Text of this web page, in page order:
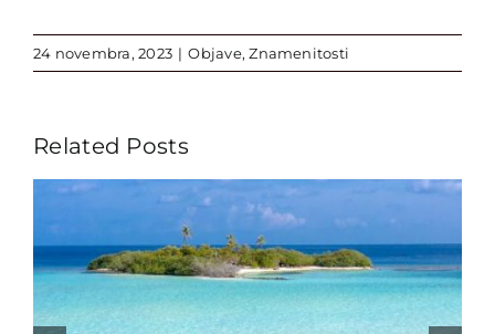
24 novembra, 2023 | Objave,Znamenitosti
Related Posts